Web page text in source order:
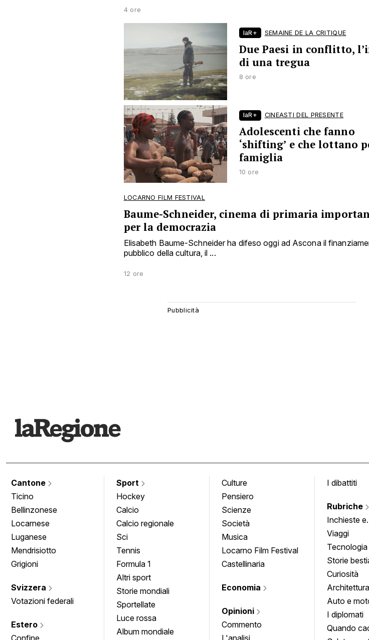
4 ore
laR+ SEMAINE DE LA CRITIQUE
Due Paesi in conflitto,
di una tregua
8 ore
laR+ CINEASTI DEL PRESENTE
Adolescenti che fanno
‘shifting’ e che lottano
famiglia
10 ore
LOCARNO FILM FESTIVAL
Baume-Schneider, cinema di primaria
per la democrazia
Elisabeth Baume-Schneider ha difeso oggi ad Ascona il
pubblico della cultura, il ...
12 ore
Cantone
Ticino
Bellinzonese
Locarnese
Luganese
Mendrisiotto
Grigioni
Svizzera
Votazioni federali
Estero
Confine
Sport
Hockey
Calcio
Calcio regionale
Sci
Tennis
Formula 1
Altri sport
Storie mondiali
Sportellate
Luce rossa
Album mondiale
Culture
Pensiero
Scienze
Società
Musica
Locarno Film Festival
Castellinaria
Economia
Opinioni
Commento
L'analisi
I dibattiti
Rubriche
Inchieste e
Viaggi
Tecnologia
Storie
Curiosità
Architettura
Auto e
I diplomati
Quando